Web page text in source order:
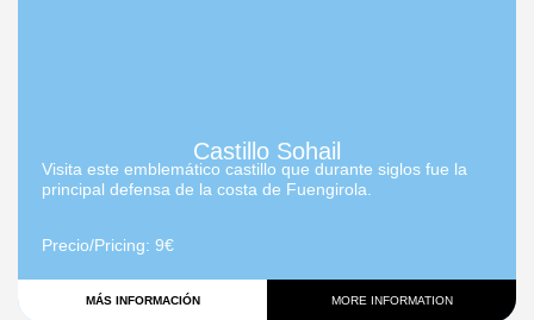
Castillo Sohail
Visita este emblemático castillo que durante siglos fue la
principal defensa de la costa de Fuengirola.
Precio/Pricing: 9€
MÁS INFORMACIÓN MORE INFORMATION